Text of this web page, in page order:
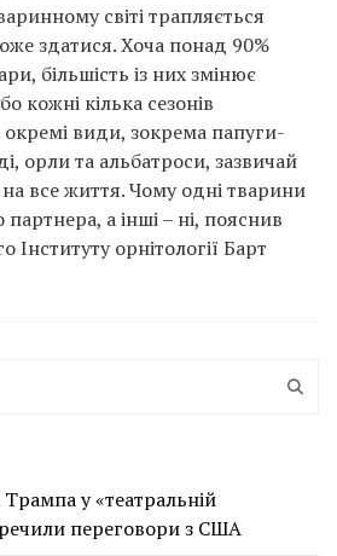
світі трапляється
здатися. Хоча понад 90%
більшість із них змінює
кожні кілька сезонів
види, зокрема папуги-
орли та альбатроси, зазвичай
все життя. Чому одні тварини
а інші – ні, пояснив
Інституту орнітології Барт
у «театральній
переговори з США